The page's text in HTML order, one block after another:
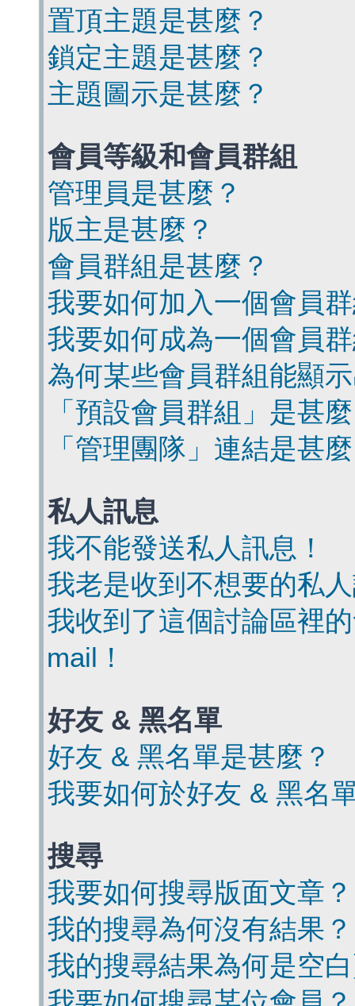
置頂主題是甚麼？
鎖定主題是甚麼？
主題圖示是甚麼？
會員等級和會員群組
管理員是甚麼？
版主是甚麼？
會員群組是甚麼？
我要如何加入一個會員
我要如何成為一個會員
為何某些會員群組能顯
「預設會員群組」是甚
「管理團隊」連結是甚
私人訊息
我不能發送私人訊息！
我老是收到不想要的私
我收到了這個討論區裡
mail！
好友 & 黑名單
好友 & 黑名單是甚麼？
我要如何於好友 & 黑名
搜尋
我要如何搜尋版面文章？
我的搜尋為何沒有結果？
我的搜尋結果為何是空